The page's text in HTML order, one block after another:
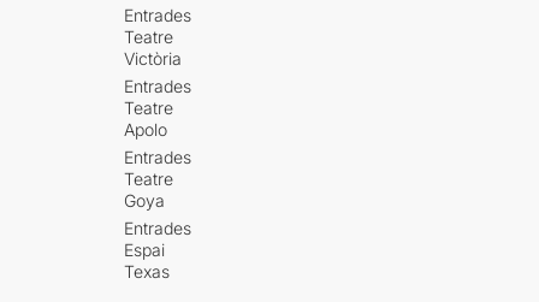
Entrades
Teatre
Victòria
Entrades
Teatre
Apolo
Entrades
Teatre
Goya
Entrades
Espai
Texas